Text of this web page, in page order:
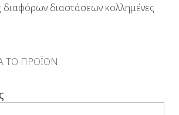
διαφόρων διαστάσεων κολλημένες
ΤΟ ΠΡΟΪΟΝ